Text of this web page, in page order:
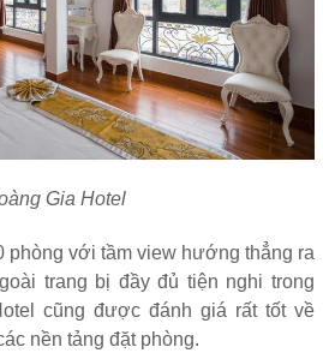
Gia Hotel
phòng với tầm view hướng thẳng ra
trang bị đầy đủ tiện nghi trong
cũng được đánh giá rất tốt về
nền tảng đặt phòng.